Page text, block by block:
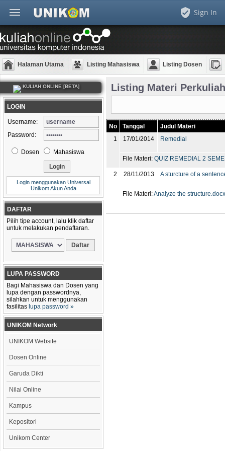
Sign In
Halaman Utama Listing Mahasiswa Listing Dosen
KULIAH ONLINE [BETA]
LOGIN
Username:
Password:
Dosen Mahasiswa
Login menggunakan Universal
Unikom Akun Anda
DAFTAR
Pilih tipe account, lalu klik daftar
untuk melakukan pendaftaran.
LUPA PASSWORD
Bagi Mahasiswa dan Dosen yang
lupa dengan passwordnya,
silahkan untuk menggunakan
fasilitas lupa password »
UNIKOM Network
UNIKOM Website
Dosen Online
Garuda Dikti
Nilai Online
Kampus
Kepositori
Unikom Center
Listing Materi
No Tanggal
Judul Materi
1
17/01/2014 Remedial
File Materi: QUIZ REMEDIAL 2
2 28/11/2013 A sturcture of a
File Materi:Analyze the structure.docx